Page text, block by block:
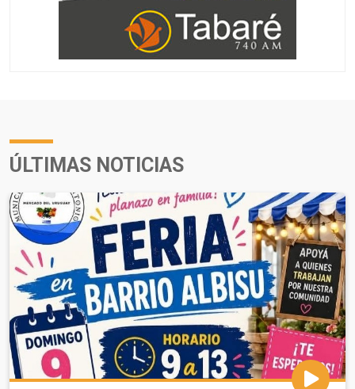
ÚLTIMAS NOTICIAS